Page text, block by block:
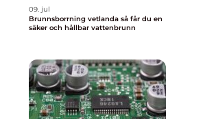
09. jul
Brunnsborrning vetlanda så får du en
säker och hållbar vattenbrunn